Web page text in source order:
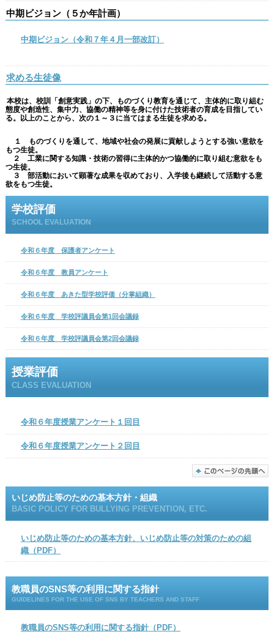
中期ビジョン（５か年計画）
中期ビジョン（令和７年４月一部改訂）
求める生徒像
本校は、校訓「創意実践」の下、ものづくり教育を通じて、主体的に取り組む
態度や創造性、集中力、協働の精神等を身に付けた技術者の育成を目指してい
る。以上のことから、次の１～３に当てはまる生徒を求める。
１ ものづくりを通して、地域や社会の発展に貢献しようとする強い意欲を
もつ生徒。
２ 工業に関する知識・技術の習得に主体的かつ協働的に取り組む意欲をも
つ生徒。
３ 部活動において顕著な成果を収めており、入学後も継続して活動する意
欲をもつ生徒。
学校評価
SCHOOL EVALUATION
令和６年度 保護者アンケート
令和６年度 教員アンケート
令和６年度 あきた型学校評価（分掌組織）
令和６年度 学校評議員会第1回会議録
令和６年度 学校評議員会第2回会議録
授業評価
CLASS EVALUATION
令和６年度授業アンケート１回目
令和６年度授業アンケート２回目
いじめ防止等のための基本方針・組織
BASIC POLICY FOR BULLYING PREVENTION, ETC.
いじめ防止等のための基本方針、いじめ防止等の対策のための組
織（PDF）
教職員のSNS等の利用に関する指針
GUIDELINES FOR THE USE OF SNS BY TEACHERS AND STAFF
教職員のSNS等の利用に関する指針（PDF）